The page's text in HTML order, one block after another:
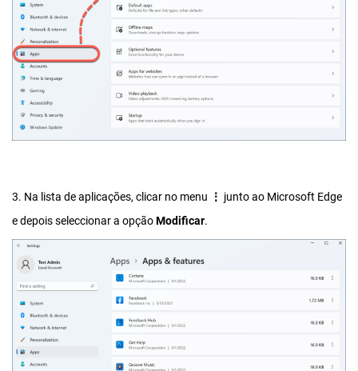
3. Na lista de aplicações, clicar no menu ⋮ junto ao Microsoft Edge
e depois seleccionar a opçãoModificar.